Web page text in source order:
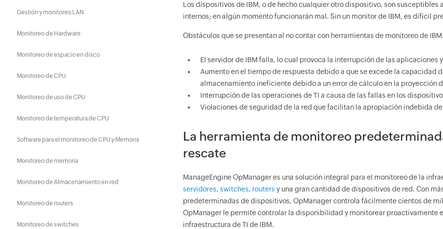
Gestión y monitoreo LAN
Monitoreo de Hardware
Monitoreo de espacio en disco
Monitoreo de CPU
Monitoreo de uso de CPU
Monitoreo de temperatura de CPU
Software para el monitoreo de CPU y Memoria
Monitoreo de memoria
Monitoreo de Almacenamiento en red
Monitoreo de routers
Monitoreo de switches
Los dispositivos de IBM, o de hecho cualquier otro dispositivo, son
internos; en algún momento funcionarán mal. Sin un monitor de IBM, es difícil
Obstáculos que se presentan al no contar con herramientas de monitoreo de
El servidor de IBM falla, lo cual provoca la interrupción de las aplicaciones
Aumento en el tiempo de respuesta debido a que se excede la capacidad
almacenamiento ineficiente debido a un error de cálculo en la proyección
Interrupción de las operaciones de TI a causa de las fallas en los
Violaciones de seguridad de la red que facilitan la apropiación indebida
La herramienta de monitoreo
rescate
ManageEngine OpManager es una solución integral para el monitoreo de la
servidores, switches, routers y una gran cantidad de dispositivos de red. ‌Con
predeterminadas de dispositivos, OpManager controla fácilmente cientos de
OpManager le permite controlar la disponibilidad y monitorear proactivamente
infraestructura de TI de IBM.